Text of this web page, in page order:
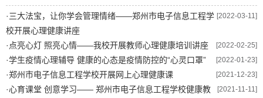
[2022-03-11]
·三大法宝，让你学会管理情绪——郑州市电子信息工程学
校开展心理健康讲座
[2022-02-25]
· 点亮心灯 照亮心情——我校开展教师心理健康培训讲座
[2022-01-23]
·学生疫情心理辅导 健康的心态是疫情防控的“心灵口罩”
[2021-12-23]
·郑州市电子信息工程学校开展网上心理健康课
[2021-11-11]
·心育课堂 创意学习—— 郑州市电子信息工程学校健康教